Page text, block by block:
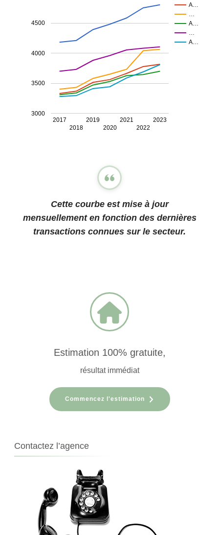
A…
…
A…
…
A…
2017
2018
2019
2020
2021
2022
2023
3000
3500
4000
4500
Cette courbe est mise à jour
mensuellement en fonction des dernières
transactions connues sur le secteur.
Estimation 100% gratuite,
résultat immédiat
Commencez l'estimation
Contactez l’agence